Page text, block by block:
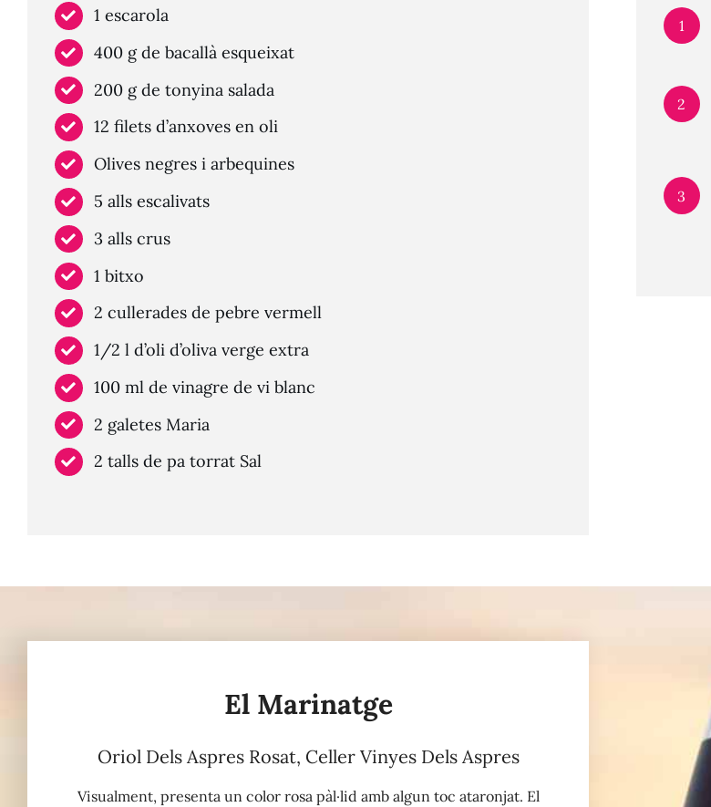
1 escarola
400 g de bacallà esqueixat
200 g de tonyina salada
12 filets d’anxoves en oli
Olives negres i arbequines
5 alls escalivats
3 alls crus
1 bitxo
2 cullerades de pebre vermell
1/2 l d’oli d’oliva verge extra
100 ml de vinagre de vi blanc
2 galetes Maria
2 talls de pa torrat Sal
1
2
3
El Marinatge
Oriol Dels Aspres Rosat, Celler Vinyes Dels Aspres
Visualment, presenta un color rosa pàl·lid amb algun toc ataronjat. El